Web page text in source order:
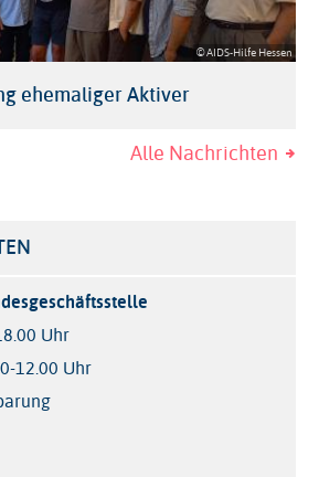
© AIDS-Hilfe Hessen
ehemaliger Aktiver
Alle Nachrichten
Uhr
12.00 Uhr